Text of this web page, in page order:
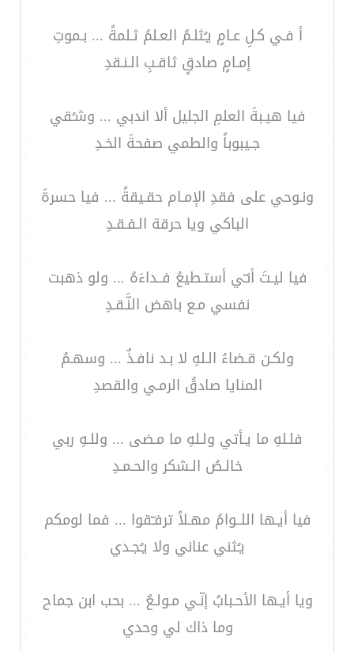
أ فـي كـلِ عـامٍ يـُثلـمُ العـلمُ ثـلمةً ... بـموتِ
إمـامٍ صادقٍ ثاقـبِ الـنـقدِ
فيا هيـبةَ العلمِ الجليل ألا اندبي ... وشـُقي
جـيبوباً والطمي صفحةَ الخـدِ
ونـوحي على فقدِ الإمـام حقـيقةً ... فيا حسرةَ
الباكي ويا حرقة الـفـقـدِ
فيا ليـتَ أنـّي أستـطيعُ فــداءَهُ ... ولو ذهبت
نفسي مـع باهض النَّـقـدِ
ولكـن قـضاءُ الـلهِ لا بـد نافـذٌ ... وسهـمُ
المنايا صادقُ الرمـي والقصدِ
فلـلهِ ما يـأتي ولـلهِ ما مـضى ... وللـهِ ربي
خالـصُ الـشكر والحـمـدِ
فيا أيـها اللــوامُ مهـلاً ترفـّقوا ... فما لومكم
يـُثني عناني ولا يـُجـدي
ويا أيـها الأحـبابُ إنّـي مـولـعٌ ... بحب ابن جماح
وما ذاك لي وحدي